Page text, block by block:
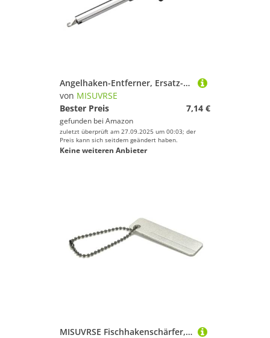
Angelhaken-Entferner, Ersatz-T-förmiger Trenner, für Angler, einfach zu bedienender Angelhaken-Entferner
von MISUVRSE
Bester Preis
7,14 €
gefunden bei Amazon
zuletzt überprüft am 27.09.2025 um 00:03; der
Preis kann sich seitdem geändert haben.
Keine weiteren Anbieter
MISUVRSE Fischhakenschärfer, Angelfeile, Angelhaken, Schärfen, Schleifsteine, Schleifen zum Schleifen von Haken